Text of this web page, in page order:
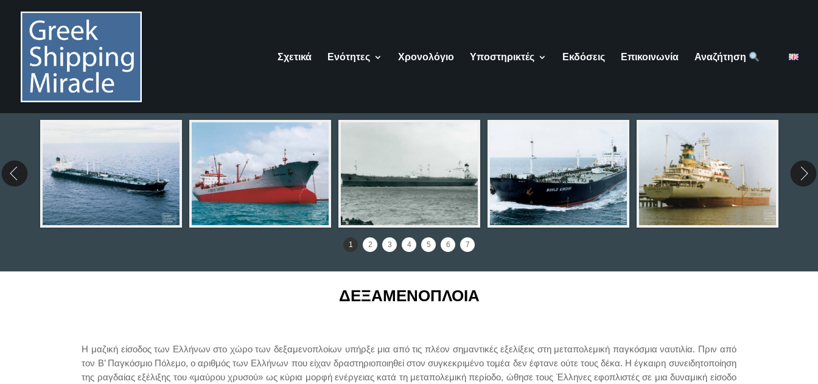
Σχετικά Ενότητες Χρονολόγιο Υποστηρικτές Εκδόσεις Επικοινωνία Αναζήτηση
1 2 3 4 5 6 7
ΔΕΞΑΜΕΝΟΠΛΟΙΑ
Η μαζική είσοδος των Ελλήνων στο χώρο των δεξαμενοπλοίων υπήρξε μια από τις πλέον σημαντικές εξελίξεις στη μεταπολεμική παγκόσμια ναυτιλία. Πριν από
τον Β’ Παγκόσμιο Πόλεμο, ο αριθμός των Ελλήνων που είχαν δραστηριοποιηθεί στον συγκεκριμένο τομέα δεν έφτανε ούτε τους δέκα. Η έγκαιρη συνειδητοποίηση
της ραγδαίας εξέλιξης του «μαύρου χρυσού» ως κύρια μορφή ενέργειας κατά τη μεταπολεμική περίοδο, ώθησε τους Έλληνες εφοπλιστές σε μια δυναμική είσοδο